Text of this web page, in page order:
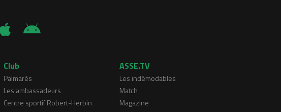
Club
Palmarès
Les ambassadeurs
Centre sportif Robert-Herbin
ASSE.TV
Les indémodables
Match
Magazine